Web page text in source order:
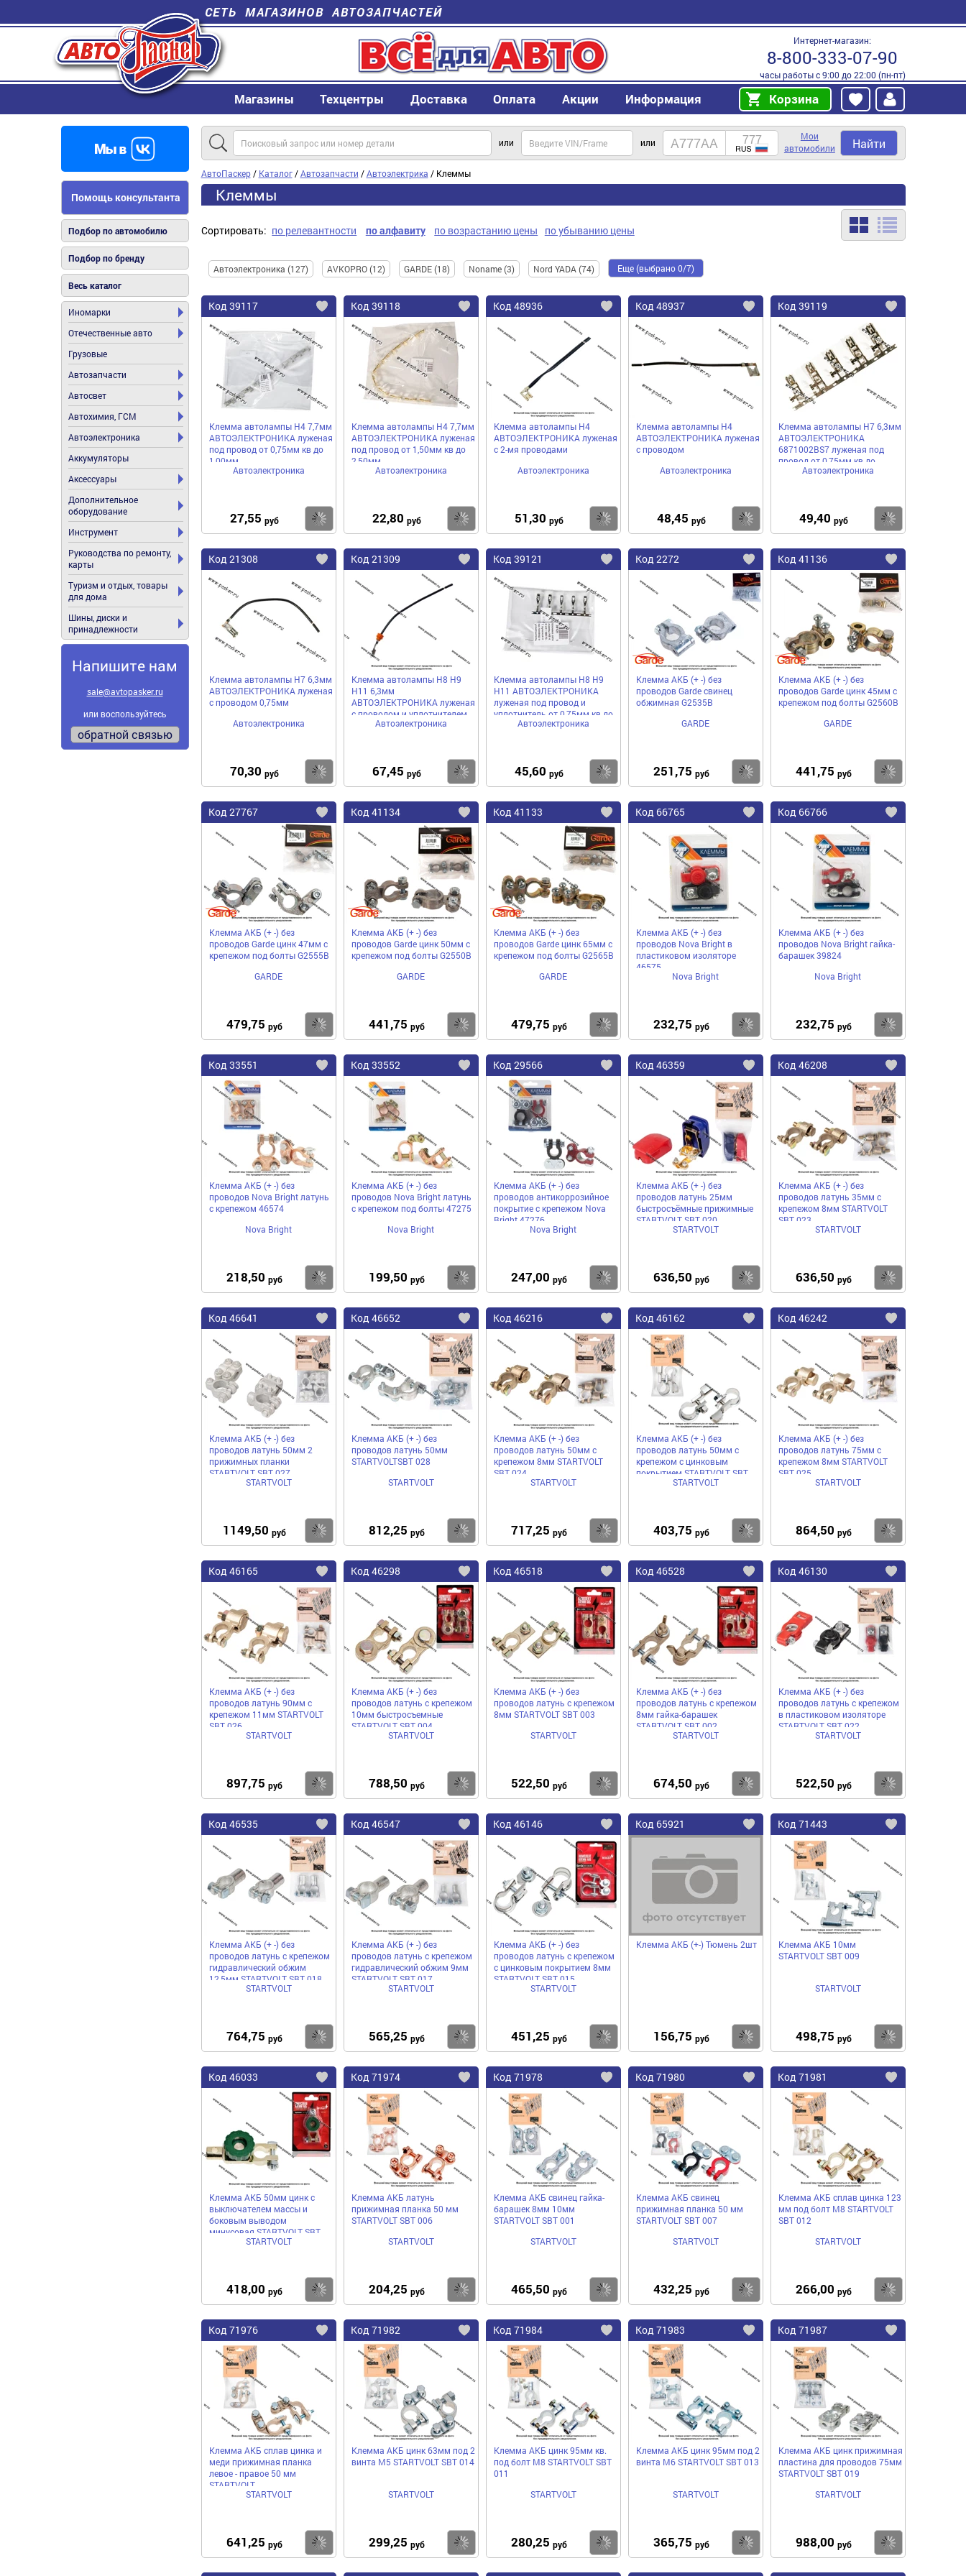
СЕТЬ МАГАЗИНОВ АВТОЗАПЧАСТЕЙ
Интернет-магазин:
8-800-333-07-90
часы работы с 9:00 до 22:00 (пн-пт)
Магазины Техцентры Доставка Оплата Акции Информация Корзина
Помощь консультанта
Подбор по автомобилю
Подбор по бренду
Весь каталог
Иномарки
Отечественные авто
Грузовые
Автозапчасти
Автосвет
Автохимия, ГСМ
Автоэлектроника
Аккумуляторы
Аксессуары
Дополнительное
оборудование
Инструмент
Руководства по ремонту,
карты
Туризм и отдых, товары
для дома
Шины, диски и
принадлежности
Напишите нам
sale@avtopasker.ru
или воспользуйтесь
обратной связью
или или
Мои
автомобили
Найти
АвтоПаскер/ Каталог/Автозапчасти /Автоэлектрика / Клеммы
Клеммы
Сортировать: по релевантности по алфавиту по возрастанию цены по убыванию цены
Автоэлектроника (127) AVKOPRO (12) GARDE (18) Noname (3) Nord YADA (74) Еще (выбрано 0/7)
Код 39117
Добавить
избранное
Клемма автолампы H4 7,7мм
АВТОЭЛЕКТРОНИКА луженая
под провод от 0,75мм кв до
1,00мм
Автоэлектроника
27,55 руб Купить
Код 39118
Добавить
избранное
Клемма автолампы H4 7,7мм
АВТОЭЛЕКТРОНИКА луженая
под провод от 1,50мм кв до
2,50мм
Автоэлектроника
22,80 руб Купить
Код 48936
Добавить
избранное
Клемма автолампы H4
АВТОЭЛЕКТРОНИКА луженая
с 2-мя проводами
Автоэлектроника
51,30 руб Купить
Код 48937
Добавить
избранное
Клемма автолампы H4
АВТОЭЛЕКТРОНИКА луженая
с проводом
Автоэлектроника
48,45 руб Купить
Код 39119
избранное
Клемма автолампы H7 6,3мм
АВТОЭЛЕКТРОНИКА
6871002BS7 луженая под
провод от 0,75мм кв до
1,00ммАвтоэлектроника
49,40 руб
Код 21308
Добавить
избранное
Клемма автолампы H7 6,3мм
АВТОЭЛЕКТРОНИКА луженая
с проводом 0,75мм
Автоэлектроника
70,30 руб Купить
Код 21309
Добавить
избранное
Клемма автолампы H8 Н9
Н11 6,3мм
АВТОЭЛЕКТРОНИКА луженая
с проводом и уплотнителем
0,75ммАвтоэлектроника
67,45 руб Купить
Код 39121
Добавить
избранное
Клемма автолампы H8 Н9
Н11 АВТОЭЛЕКТРОНИКА
луженая под провод и
уплотнитель от 0,75мм кв до
1,00мм 9Автоэлектроника
45,60 руб Купить
Код 2272
Добавить
в
избранное
Клемма АКБ (+ -) без
проводов Garde свинец
обжимная G2535B
GARDE
251,75 руб Купить
Код 41136
в
избранное
Клемма АКБ (+ -) без
проводов Garde цинк 45мм с
крепежом под болты G2560B
GARDE
441,75 руб
Код 27767
Добавить
в
избранное
Клемма АКБ (+ -) без
проводов Garde цинк 47мм с
крепежом под болты G2555B
GARDE
479,75 руб Купить
Код 41134
Добавить
в
избранное
Клемма АКБ (+ -) без
проводов Garde цинк 50мм с
крепежом под болты G2550B
GARDE
441,75 руб Купить
Код 41133
Добавить
в
избранное
Клемма АКБ (+ -) без
проводов Garde цинк 65мм с
крепежом под болты G2565B
GARDE
479,75 руб Купить
Код 66765
Добавить
избранное
Клемма АКБ (+ -) без
проводов Nova Bright в
пластиковом изоляторе
46575
Nova Bright
232,75 руб Купить
Код 66766
Клемма АКБ (+ -) без
проводов Nova Bright гайка-
барашек 39824
Nova Bright
232,75 руб
Код 33551
Добавить
избранное
Клемма АКБ (+ -) без
проводов Nova Bright латунь
с крепежом 46574
Nova Bright
218,50 руб Купить
Код 33552
Добавить
избранное
Клемма АКБ (+ -) без
проводов Nova Bright латунь
с крепежом под болты 47275
Nova Bright
199,50 руб Купить
Код 29566
Добавить
избранное
Клемма АКБ (+ -) без
проводов антикоррозийное
покрытие с крепежом Nova
Bright 47276
Nova Bright
247,00 руб Купить
Код 46359
Добавить
избранное
Клемма АКБ (+ -) без
проводов латунь 25мм
быстросъёмные прижимные
STARTVOLT SBT 020
STARTVOLT
636,50 руб Купить
Код 46208
Клемма АКБ (+ -) без
проводов латунь 35мм с
крепежом 8мм STARTVOLT
SBT 023
STARTVOLT
636,50 руб
Код 46641
Добавить
в
избранное
Клемма АКБ (+ -) без
проводов латунь 50мм 2
прижимных планки
STARTVOLT SBT 027
STARTVOLT
1149,50 руб Купить
Код 46652
Добавить
в
избранное
Клемма АКБ (+ -) без
проводов латунь 50мм
STARTVOLTSBT 028
STARTVOLT
812,25 руб Купить
Код 46216
Добавить
в
избранное
Клемма АКБ (+ -) без
проводов латунь 50мм с
крепежом 8мм STARTVOLT
SBT 024
STARTVOLT
717,25 руб Купить
Код 46162
Добавить
избранное
Клемма АКБ (+ -) без
проводов латунь 50мм с
крепежом с цинковым
покрытием STARTVOLT SBT
STARTVOLT
403,75 руб Купить
Код 46242
в
избранное
Клемма АКБ (+ -) без
проводов латунь 75мм с
крепежом 8мм STARTVOLT
SBT 025
STARTVOLT
864,50 руб
Код 46165
Добавить
в
избранное
Клемма АКБ (+ -) без
проводов латунь 90мм с
крепежом 11мм STARTVOLT
SBT 026
STARTVOLT
897,75 руб Купить
Код 46298
Добавить
в
избранное
Клемма АКБ (+ -) без
проводов латунь c крепежом
10мм быстросъемные
STARTVOLT SBT 004
STARTVOLT
788,50 руб Купить
Код 46518
Добавить
в
избранное
Клемма АКБ (+ -) без
проводов латунь c крепежом
8мм STARTVOLT SBT 003
STARTVOLT
522,50 руб Купить
Код 46528
Добавить
в
избранное
Клемма АКБ (+ -) без
проводов латунь c крепежом
8мм гайка-барашек
STARTVOLT SBT 002
STARTVOLT
674,50 руб Купить
Код 46130
Клемма АКБ (+ -) без
проводов латунь с крепежом
в пластиковом изоляторе
STARTVOLT SBT 022
STARTVOLT
522,50 руб
Код 46535
Добавить
избранное
Клемма АКБ (+ -) без
проводов латунь с крепежом
гидравлический обжим
12,5мм STARTVOLT SBT 018
STARTVOLT
764,75 руб Купить
Код 46547
Добавить
избранное
Клемма АКБ (+ -) без
проводов латунь с крепежом
гидравлический обжим 9мм
STARTVOLT SBT 017
STARTVOLT
565,25 руб Купить
Код 46146
Добавить
в
избранное
Клемма АКБ (+ -) без
проводов латунь с крепежом
с цинковым покрытием 8мм
STARTVOLT SBT 015
STARTVOLT
451,25 руб Купить
Код 65921
Добавить
избранное
Клемма АКБ (+-) Тюмень 2шт
156,75 руб Купить
Код 71443
Клемма АКБ 10мм
STARTVOLT SBT 009
STARTVOLT
498,75 руб
Код 46033
Добавить
в
избранное
Клемма АКБ 50мм цинк с
выключателем массы и
боковым выводом
минусовая STARTVOLT SBT
STARTVOLT
418,00 руб Купить
Код 71974
Добавить
избранное
Клемма АКБ латунь
прижимная планка 50 мм
STARTVOLT SBT 006
STARTVOLT
204,25 руб Купить
Код 71978
Добавить
избранное
Клемма АКБ свинец гайка-
барашек 8мм 10мм
STARTVOLT SBT 001
STARTVOLT
465,50 руб Купить
Код 71980
Добавить
избранное
Клемма АКБ свинец
прижимная планка 50 мм
STARTVOLT SBT 007
STARTVOLT
432,25 руб Купить
Код 71981
Клемма АКБ сплав цинка 123
мм под болт М8 STARTVOLT
SBT 012
STARTVOLT
266,00 руб
Код 71976
Добавить
избранное
Клемма АКБ сплав цинка и
меди прижимная планка
левое - правое 50 мм
STARTVOLT
STARTVOLT
641,25 руб Купить
Код 71982
Добавить
избранное
Клемма АКБ цинк 63мм под 2
винта М5 STARTVOLT SBT 014
STARTVOLT
299,25 руб Купить
Код 71984
Добавить
избранное
Клемма АКБ цинк 95мм кв.
под болт М8 STARTVOLT SBT
011
STARTVOLT
280,25 руб Купить
Код 71983
Добавить
избранное
Клемма АКБ цинк 95мм под 2
винта М6 STARTVOLT SBT 013
STARTVOLT
365,75 руб Купить
Код 71987
Клемма АКБ цинк прижимная
пластина для проводов 75мм
STARTVOLT SBT 019
STARTVOLT
988,00 руб